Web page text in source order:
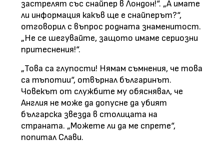
застрелят със снайпер в Лондон!“. „А имате
ли информация какъв ще е снайперът?“,
отговорил с въпрос родната знаменитост.
„Не се шегувайте, защото имаме сериозни
притеснения!“.
„Това са глупости! Нямам съмнения, че това
са тъпотии“, отвърнал българинът.
Човекът от службите му обяснявал, че
Англия не може да допусне да убият
българска звезда в столицата на
страната. „Можете ли да ме спрете“,
попитал Слави.